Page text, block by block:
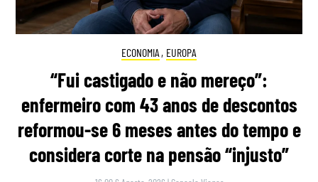
ECONOMIA , EUROPA
“Fui castigado e não mereço”:
enfermeiro com 43 anos de descontos
reformou-se 6 meses antes do tempo e
considera corte na pensão “injusto”